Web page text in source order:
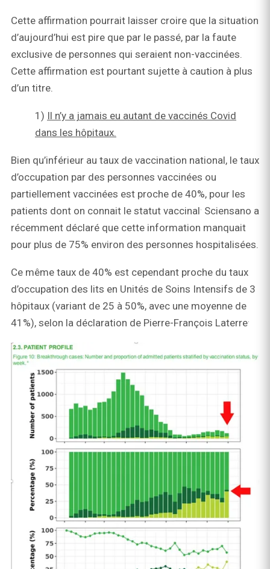
Cette affirmation pourrait laisser croire que la situation
d’aujourd’hui est pire que par le passé, par la faute
exclusive de personnes qui seraient non-vaccinées.
Cette affirmation est pourtant sujette à caution à plus
d’un titre.
1) Il n’y a jamais eu autant de vaccinés Covid
dans les hôpitaux.
Bien qu’inférieur au taux de vaccination national, le taux
d’occupation par des personnes vaccinées ou
partiellement vaccinées est proche de 40%, pour les
patients dont on connait le statut vaccinal. Sciensano a
récemment déclaré que cette information manquait
pour plus de 75% environ des personnes hospitalisées.
Ce même taux de 40% est cependant proche du taux
d’occupation des lits en Unités de Soins Intensifs de 3
hôpitaux (variant de 25 à 50%, avec une moyenne de
41%), selon la déclaration de Pierre-François Laterre.